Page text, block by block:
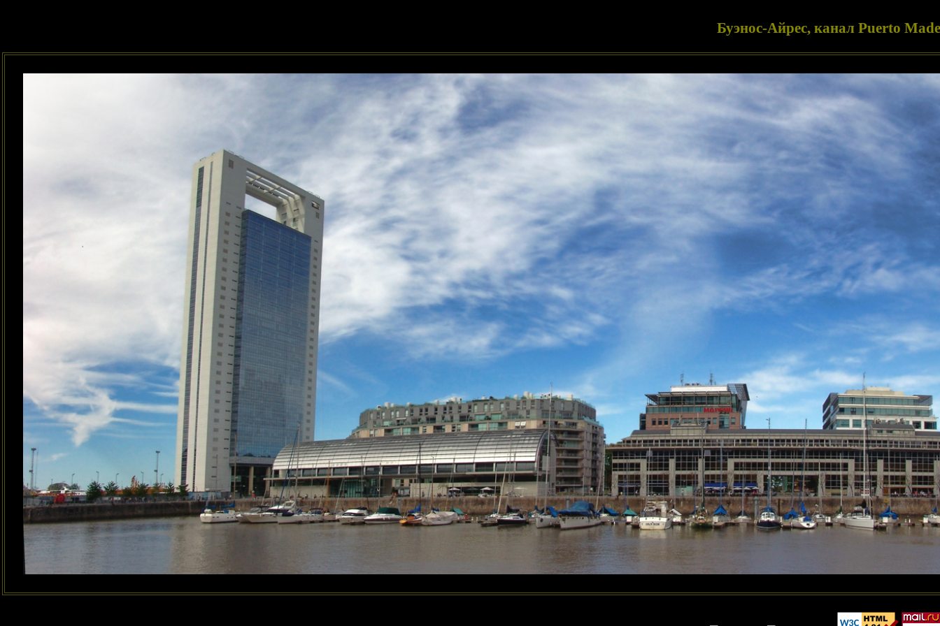
Буэнос-Айрес, канал Puerto